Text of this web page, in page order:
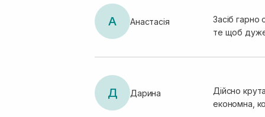
А Анастасія
Засіб гарно
те щоб
Д Дарина
Дійсно
економна,